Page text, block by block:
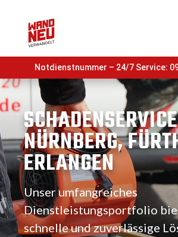
Notdienstnummer – 24/7 Service:
NÜRNBERG,
ERLANGEN
Unser umfangreiches
Dienstleistungsportfolio
schnelle und zuverlässige